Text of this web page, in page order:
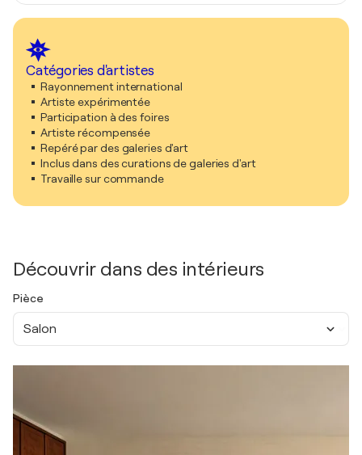
Catégories d'artistes
Rayonnement international
Artiste expérimentée
Participation à des foires
Artiste récompensée
Repéré par des galeries d'art
Inclus dans des curations de galeries d'art
Travaille sur commande
Découvrir dans des intérieurs
Pièce
Salon